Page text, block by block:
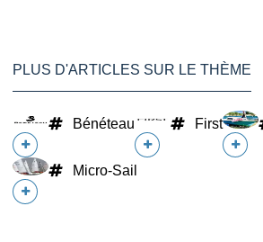
PLUS D'ARTICLES SUR LE THÈME
Bénéteau First
Micro-Sail